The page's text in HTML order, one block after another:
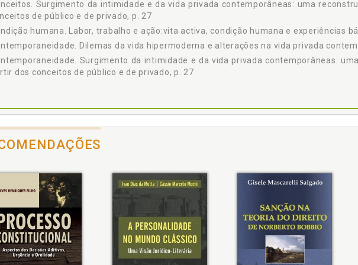
p. 177
Surgimento da intimidade e da vida privada contemporâneas: uma
de público e de privado, p. 27
humana. Labor, trabalho e ação:vita activa, condição humana e experiências
Dilemas da vida hipermoderna e alterações na vida privada
Surgimento da intimidade e da vida privada contemporâneas:
dos conceitos de público e de privado, p. 27
da vida hipermoderna e alterações na vida privada contemporânea, p. 113
jurídicos contemporâneos. Reconhecimento jurídico da intimidade e da vida
Continental Europeu. Tutela da personalidade, vida privada e intimidade do
XX no Direito Continental Europeu, p. 159
fundamentais. Início da tutela da personalidade pelos direitos humanos e
moralista, p. 135
humanos. Início da tutela da personalidade pelos direitos humanos e pelos
p. 135